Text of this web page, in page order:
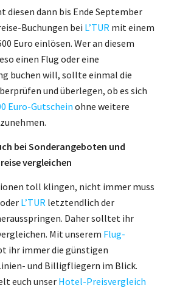
diesen dann bis Ende September
Buchungen bei L’TURmit einem
Euro einlösen. Wer an diesem
einen Flug oder eine
buchen will, sollte einmal die
und überlegen, ob es sich
Euro-Gutscheinohne weitere
bei Sonderangeboten und
vergleichen
toll klingen, nicht immer muss
oder L’TUR letztendlich der
Daher solltet ihr
Mit unserem Flug-
ihr immer die günstigen
und Billigfliegern im Blick.
euch unserHotel-Preisvergleich